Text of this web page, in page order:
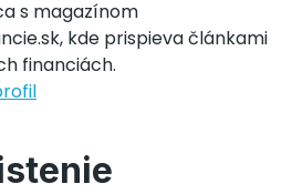
s magazínom
kde prispieva článkami
financiách.